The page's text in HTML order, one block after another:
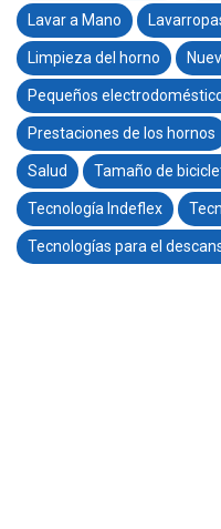
Lavar a Mano
Limpieza del horno
Pequeños
Prestaciones de los hornos
Salud Tamaño de
Tecnología Indeflex
Tecnologías para el